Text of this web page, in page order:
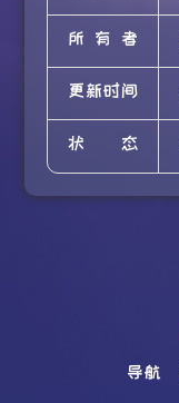
所有者
更新时间
状态
导航